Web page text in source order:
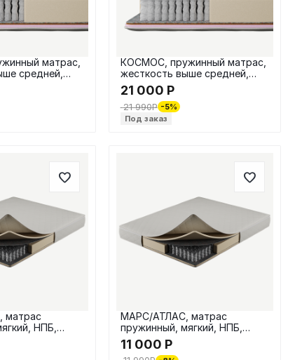
матрас,
средней,
23 см
КОСМОС, пружинный матрас,
жесткость выше средней,
НПБ, 90х200 / 23 см
21 000 Р
21 990Р -5%
Под заказ
НПБ,
МАРС/АТЛАС, матрас
пружинный, мягкий, НПБ,
90х200 / 18 см
11 000 Р